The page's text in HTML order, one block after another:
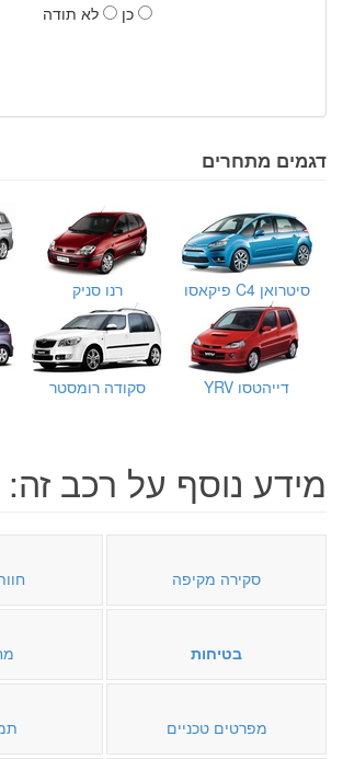
כן
לא תודה
דגמים מתחרים
סיטרואן C4 פיקאסו רנו סניק
דייהטסו YRV סקודה רומסטר
מידע נוסף על רכב זה:
סקירה מקיפה
בטיחות
מפרטים טכניים